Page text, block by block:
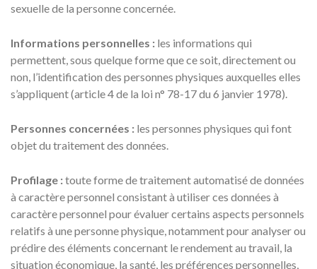
sexuelle de la personne concernée.
Informations personnelles : les informations qui
permettent, sous quelque forme que ce soit, directement ou
non, l’identification des personnes physiques auxquelles elles
s’appliquent (article 4 de la loi n° 78-17 du 6 janvier 1978).
Personnes concernées : les personnes physiques qui font
objet du traitement des données.
Profilage :toute forme de traitement automatisé de données
à caractère personnel consistant à utiliser ces données à
caractère personnel pour évaluer certains aspects personnels
relatifs à une personne physique, notamment pour analyser ou
prédire des éléments concernant le rendement au travail, la
situation économique, la santé, les préférences personnelles,